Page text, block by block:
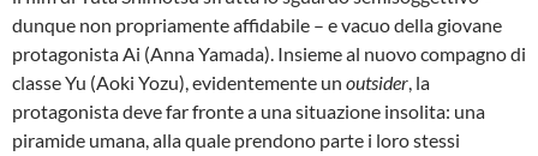
dunque non propriamente affidabile – e vacuo della giovane
protagonista Ai (Anna Yamada). Insieme al nuovo compagno di
classe Yu (Aoki Yozu), evidentemente un outsider, la
protagonista deve far fronte a una situazione insolita: una
piramide umana, alla quale prendono parte i loro stessi